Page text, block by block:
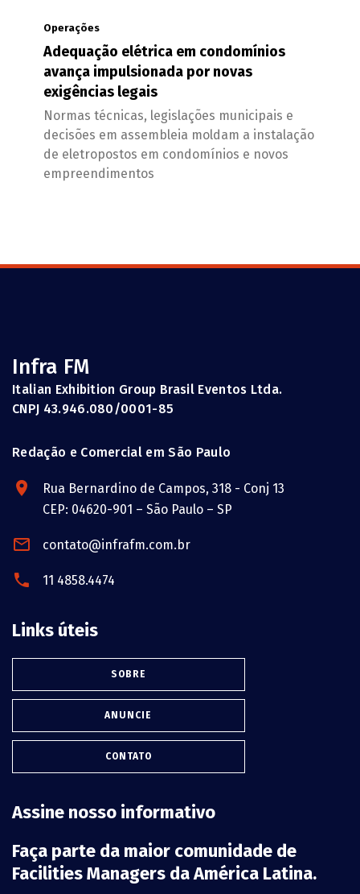
Operações
Adequação elétrica em condomínios
avança impulsionada por novas
exigências legais
Normas técnicas, legislações municipais e
decisões em assembleia moldam a instalação
de eletropostos em condomínios e novos
empreendimentos
Infra FM
Italian Exhibition Group Brasil Eventos Ltda.
CNPJ 43.946.080/0001-85
Redação e Comercial em São Paulo
Rua Bernardino de Campos, 318 - Conj 13
CEP: 04620-901 – São Paulo – SP
contato@infrafm.com.br
11 4858.4474
Links úteis
SOBRE
ANUNCIE
CONTATO
Assine nosso informativo
Faça parte da maior comunidade de
Facilities Managers da América Latina.